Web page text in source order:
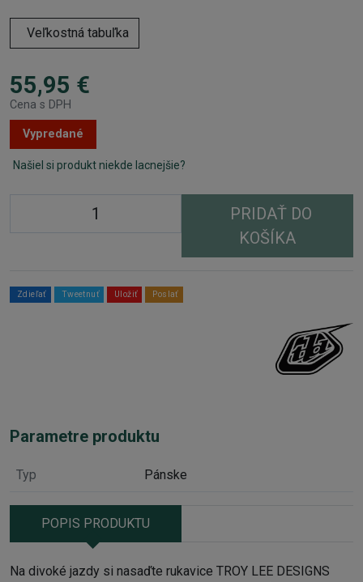
Veľkostná tabuľka
55,95 €
Cena s DPH
Vypredané
Našiel si produkt niekde lacnejšie?
PRIDAŤ DO
KOŠÍKA
Zdieľať Tweetnuť Uložiť Poslať
Parametre produktu
Typ Pánske
POPIS PRODUKTU
Na divoké jazdy si nasaďte rukavice TROY LEE DESIGNS